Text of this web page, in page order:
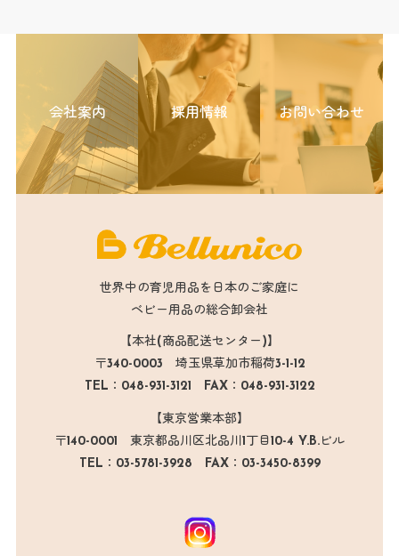
会社案内 採用情報 お問い合わせ
世界中の育児用品を日本のご家庭に
ベビー用品の総合卸会社
【本社(商品配送センター)】
〒340-0003 埼玉県草加市稲荷3-1-12
TEL：048-931-3121 FAX：048-931-3122
【東京営業本部】
〒140-0001 東京都品川区北品川1丁目10-4 Y.B.ビル
TEL：03-5781-3928 FAX：03-3450-8399